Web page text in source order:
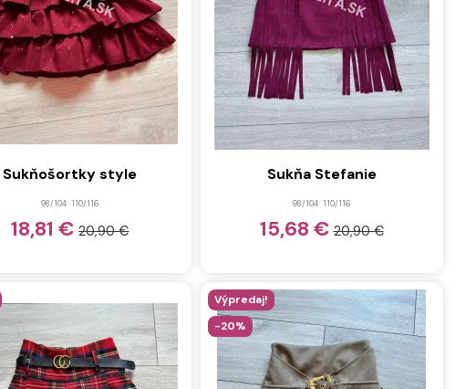
Sukňošortky style
98/104 110/116
18,81 €20,90 €
Sukňa Stefanie
98/104 110/116
15,68 €20,90 €
Výpredaj!
-20%